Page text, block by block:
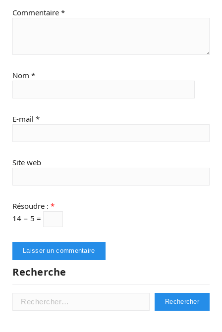
Commentaire *
Nom *
E-mail *
Site web
Résoudre : *
14 − 5 =
Recherche
Rechercher :